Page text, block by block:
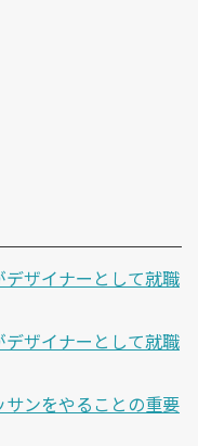
ザイナーとして就職
ザイナーとして就職
サンをやることの重要